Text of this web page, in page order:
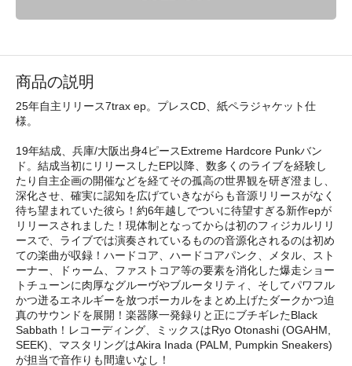
商品の説明
25年自主リリース7trax ep。プレスCD、紙ペラジャケット仕
様。
19年結成、兵庫/大阪出身4ピースExtreme Hardcore Punkバン
ド。結成当初にリリースしたEP以降、数多くのライブを経験し
たり自主企画の開催などを経てその孤高の世界観を研ぎ澄まし、
深化させ、確実に認知を広げていきながらも音源リリースがなく
待ち望まれていた彼ら！約6年越しでついに待望すぎる新作epが
リリースされました！現体制となってからは初のフィジカルリリ
ースで、ライブでは演奏されているものの音源化されるのは初め
ての楽曲が収録！ハードコア、ハードコアパンク、メタル、スト
ーナー、ドゥーム、ファストコア等の要素を消化した爆走ショー
トチューンに肉厚なグルーヴやブルータリティ、そしてパワフル
かつ迸るエネルギーを放つボーカルをまとめ上げたダークかつ迫
真のサウンドを展開！楽器隊一発録りと正にブチギレたBlack
Sabbath！レコーディング、ミックスはRyo Otonashi (OGAHM,
SEEK)、マスタリングはAkira Inada (PALM, Pumpkin Sneakers)
が担当で音作りも間違いなし！